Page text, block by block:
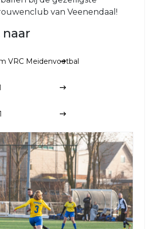
van Veenendaal!
VRC Meidenvoetbal